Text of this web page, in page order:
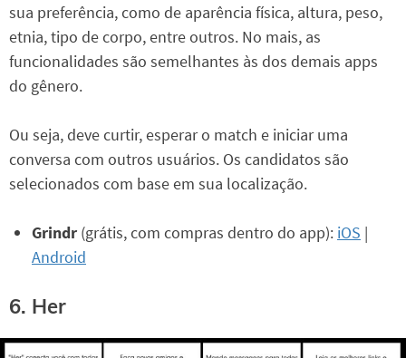
sua preferência, como de aparência física, altura, peso,
etnia, tipo de corpo, entre outros. No mais, as
funcionalidades são semelhantes às dos demais apps
do gênero.
Ou seja, deve curtir, esperar o match e iniciar uma
conversa com outros usuários. Os candidatos são
selecionados com base em sua localização.
Grindr (grátis, com compras dentro do app): iOS |
Android
6. Her